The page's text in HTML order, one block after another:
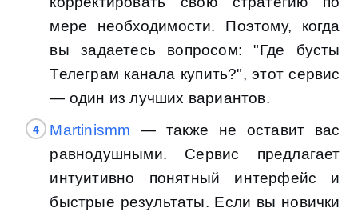
мере необходимости. Поэтому, когда
вы задаетесь вопросом: "Где бусты
Телеграм канала купить?", этот сервис
— один из лучших вариантов.
Martinismm — также не оставит вас
равнодушными. Сервис предлагает
интуитивно понятный интерфейс и
быстрые результаты. Если вы новички